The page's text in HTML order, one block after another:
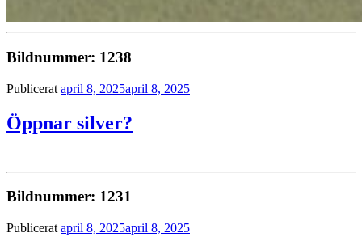
Bildnummer: 1238
Publicerat april 8, 2025april 8, 2025
Öppnar silver?
Bildnummer: 1231
Publicerat april 8, 2025april 8, 2025